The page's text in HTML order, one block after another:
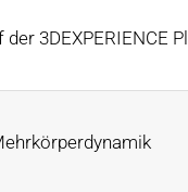
3DEXPERIENCE